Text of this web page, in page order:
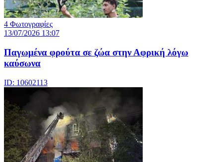
4 Φωτογραφίες
13/07/2026 13:07
Παγωμένα φρούτα σε ζώα στην Αφρική λόγω
καύσωνα
ID: 10602113